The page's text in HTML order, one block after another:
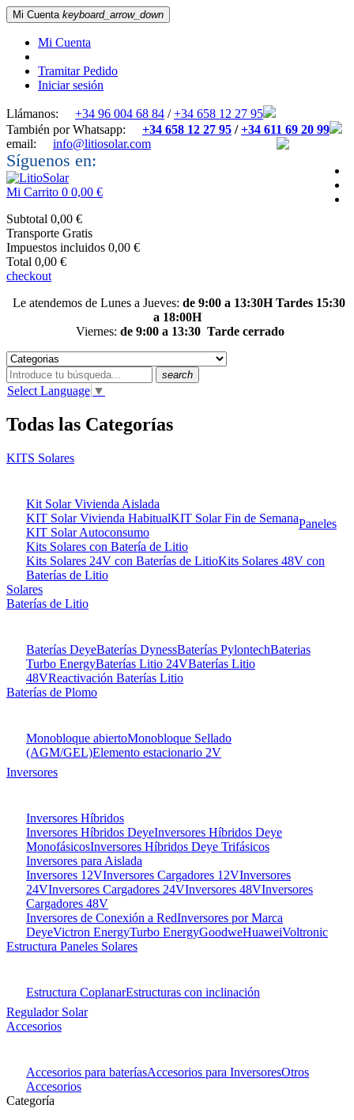
Mi Cuenta keyboard_arrow_down
Mi Cuenta
Tramitar Pedido
Iniciar sesión
Llámanos: +34 96 004 68 84 /+34 658 12 27 95
También por Whatsapp:
+34 658 12 27 95 /+34 611 69 20 99
email:
info@litiosolar.com
Síguenos en:
Mi Carrito 0 0,00 €
Subtotal 0,00 €
Transporte Gratis
Impuestos incluidos 0,00 €
Total 0,00 €
checkout
Le atendemos de Lunes a Jueves: de 9:00 a 13:30H Tardes 15:30
a 18:00H
Viernes: de 9:00 a 13:30 Tarde cerrado
search
Select Language ▼
Todas las Categorías
KITS Solares
Kit Solar Vivienda Aislada
KIT Solar Vivienda HabitualKIT Solar Fin de Semana
KIT Solar Autoconsumo
Kits Solares con Batería de Litio
Kits Solares 24V con Baterías de LitioKits Solares 48V con
Baterías de Litio
Paneles
Solares
Baterías de Litio
Baterías DeyeBaterías DynessBaterías PylontechBaterias
Turbo EnergyBaterías Litio 24VBaterías Litio
48VReactivación Baterías Litio
Baterías de Plomo
Monobloque abiertoMonobloque Sellado
(AGM/GEL)Elemento estacionario 2V
Inversores
Inversores Híbridos
Inversores Híbridos DeyeInversores Híbridos Deye
MonofásicosInversores Híbridos Deye Trifásicos
Inversores para Aislada
Inversores 12VInversores Cargadores 12VInversores
24VInversores Cargadores 24VInversores 48VInversores
Cargadores 48V
Inversores de Conexión a RedInversores por Marca
DeyeVictron EnergyTurbo EnergyGoodweHuaweiVoltronic
Estructura Paneles Solares
Estructura CoplanarEstructuras con inclinación
Regulador Solar
Accesorios
Accesorios para bateríasAccesorios para InversoresOtros
Accesorios
Categoría